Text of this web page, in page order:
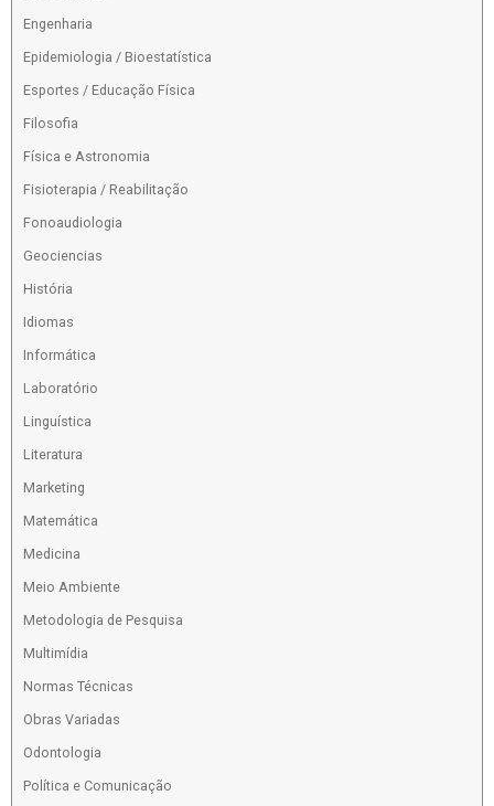
Engenharia
Epidemiologia / Bioestatística
Esportes / Educação Física
Filosofia
Física e Astronomia
Fisioterapia / Reabilitação
Fonoaudiologia
Geociencias
História
Idiomas
Informática
Laboratório
Linguística
Literatura
Marketing
Matemática
Medicina
Meio Ambiente
Metodologia de Pesquisa
Multimídia
Normas Técnicas
Obras Variadas
Odontologia
Política e Comunicação